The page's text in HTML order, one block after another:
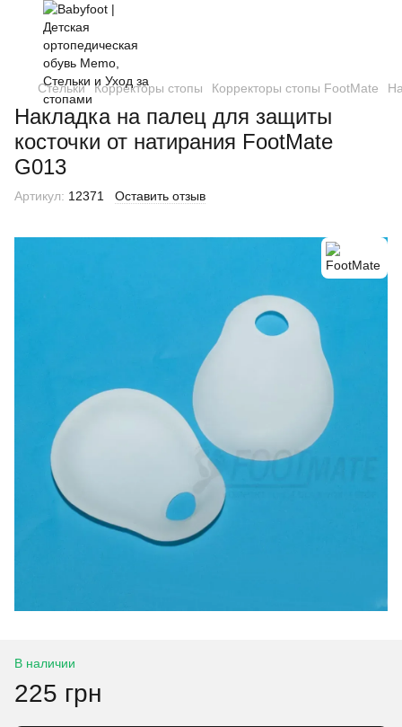
Стельки Корректоры стопы Корректоры стопы FootMate
Накладка на палец для защиты
косточки от натирания FootMate
G013
Артикул: 12371 Оставить отзыв
В наличии
225 грн